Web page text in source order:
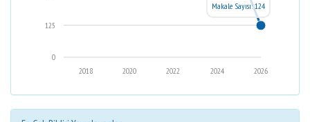
0
125
2026
2024
2022
2020
2018
Makale Sayısı: 124